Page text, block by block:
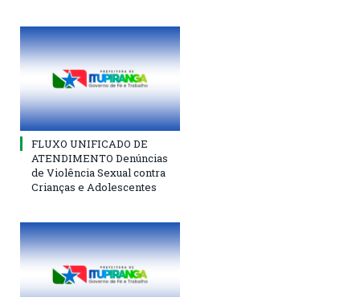
FLUXO UNIFICADO DE
ATENDIMENTO Denúncias
de Violência Sexual contra
Crianças e Adolescentes